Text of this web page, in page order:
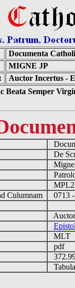
Documenta
MIGNE JP
Auctor Incertus -
Beata Semper
De
Culumnam
0713
MLT
pdf